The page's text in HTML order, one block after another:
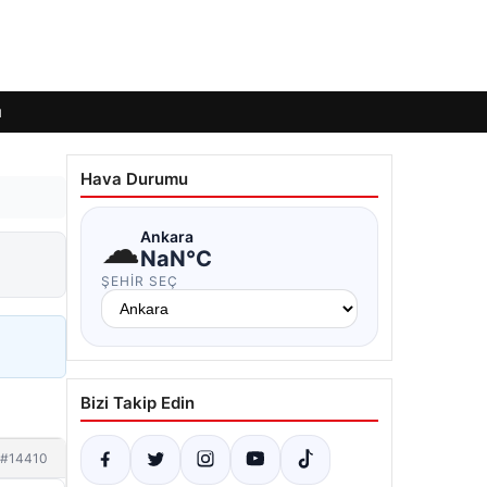
#14410
Hava Durumu
☁Ankara
NaN°C
ŞEHIR SEÇ
Bizi Takip Edin